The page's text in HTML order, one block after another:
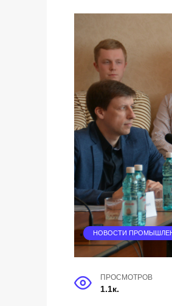
НОВОСТИ
ПРОСМОТРОВ
1.1к.